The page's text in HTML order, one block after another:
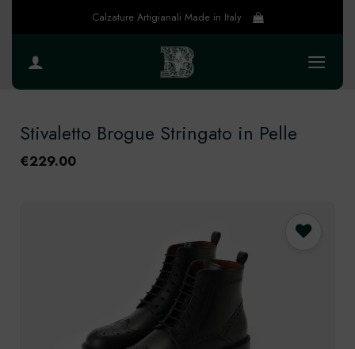
Calzature Artigianali Made in Italy
Stivaletto Brogue Stringato in Pelle
€229.00
Preferiti